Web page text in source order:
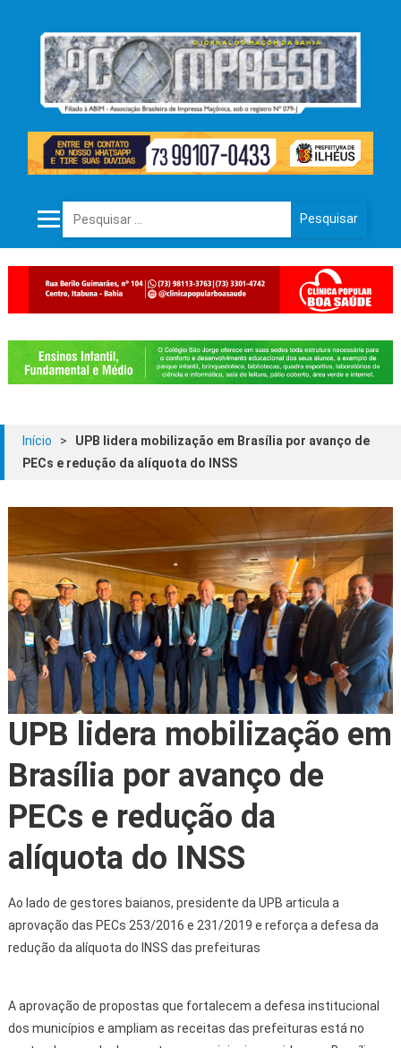
Pesquisar por:
Início >
UPB lidera mobilização em Brasília por avanço de
PECs e redução da alíquota do INSS
UPB lidera mobilização em
Brasília por avanço de
PECs e redução da
alíquota do INSS
Ao lado de gestores baianos, presidente da UPB articula a
aprovação das PECs 253/2016 e 231/2019 e reforça a defesa da
redução da alíquota do INSS das prefeituras
A aprovação de propostas que fortalecem a defesa institucional
dos municípios e ampliam as receitas das prefeituras está no